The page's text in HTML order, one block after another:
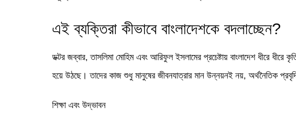
এই ব্যক্তিরা কীভাবে বাংলাদেশকে বদলাচ্ছেন?
ডক্টর জব্বার, তাসলিমা মোহিম এবং আরিফুল ইসলামের প্রচেষ্টায় বাংলাদেশ ধীরে ধীরে
হয়ে উঠছে। তাদের কাজ শুধু মানুষের জীবনযাত্রার মান উন্নয়নই নয়, অর্থনৈতিক
শিক্ষা এবং উদ্ভাবন